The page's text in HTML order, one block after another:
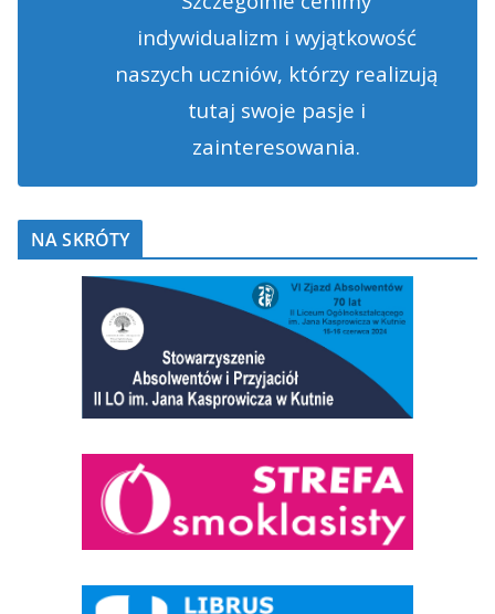
indywidualizm i wyjątkowość
naszych uczniów, którzy realizują
tutaj swoje pasje i
zainteresowania.
NA SKRÓTY